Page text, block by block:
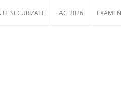
SECURIZATE AG 2026